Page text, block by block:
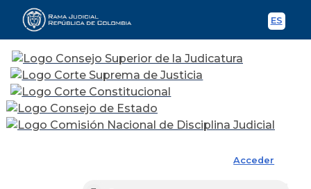
ES
Acceder